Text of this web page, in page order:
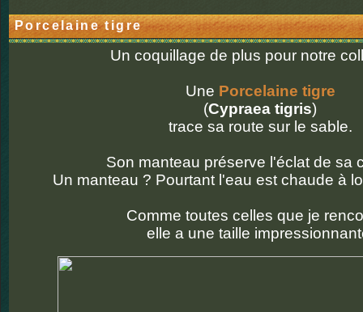
Porcelaine tigre
Un coquillage de plus pour notre
Une Porcelaine tigre
(Cypraea tigris)
trace sa route sur le sable.
Son manteau préserve l'éclat de sa
Un manteau ? Pourtant l'eau est chaude à
Comme toutes celles que je
elle a une taille